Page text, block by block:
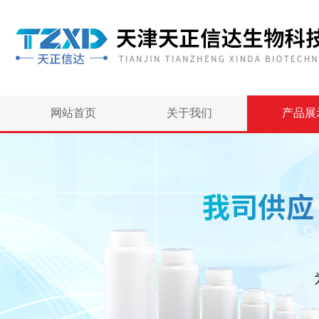
网站首页 关于我们 产品展